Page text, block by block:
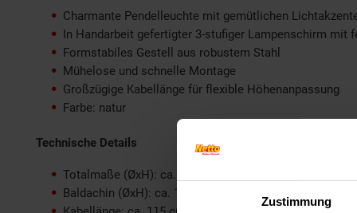
Zustimmung
Charmante Pendelleuchte mit gemütlichen
In Handarbeit gefertigter 3-stufiger Lampenschirm mit
Formstabiles Gestell aus robustem Stahl
Mühelose und schnelle Montage
Großzügige Kabellänge für flexible Höhenanpassung
Farbe: natur
Technische Details
Totalmaße (ØxH): ca. 32 x 33 cm
Baldachin (ØxH): ca. 10 x 2,5 cm